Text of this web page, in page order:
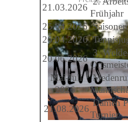
21.03.2026
Frühjahr
25.04.2026
26.04.2026
20.06.2026
3.
Mai-Juli
2026
21.08.2026
Damen
Turnier